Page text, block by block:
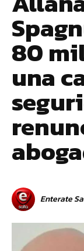
80
una
Enterate